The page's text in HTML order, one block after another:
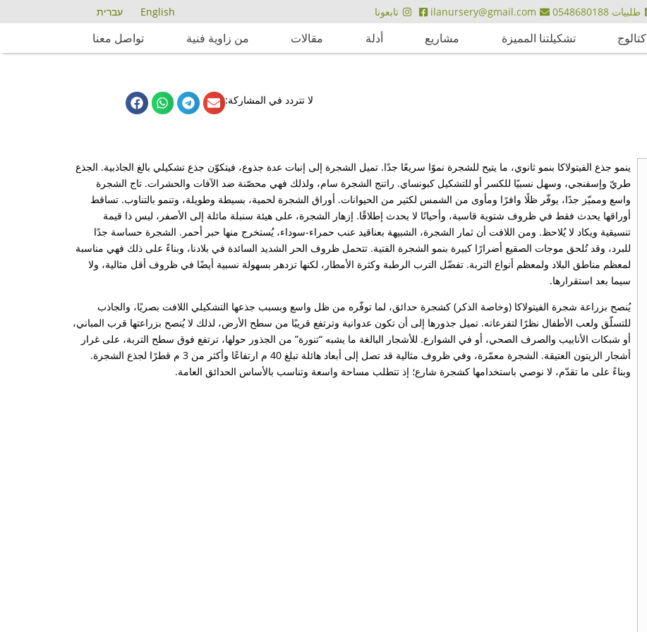
طلبيات 0548680188 ilanursery@gmail.com تابعونا English עברית
كتالوج تشكيلتنا المميزة مشاريع أدلة مقالات من زاوية فنية تواصل معنا
لا تتردد في المشاركة:
ينمو جذع الفيتولاكا بنمو ثانوي، ما يتيح للشجرة نموًا سريعًا جدًا. تميل الشجرة إلى إنبات عدة جذوع، فيتكوّن جذع تشكيلي بالغ الجاذبية. الجذع
طريّ وإسفنجي، وسهل نسبيًا للكسر أو للتشكيل كبونساي. راتنج الشجرة سام، ولذلك فهي محصّنة ضد الآفات والحشرات. تاج الشجرة
واسع ومميّز جدًا، يوفّر ظلًا وافرًا ومأوى من الشمس لكثير من الحيوانات. أوراق الشجرة لحمية، بسيطة وطويلة، وتنمو بالتناوب. تساقط
أوراقها يحدث فقط في ظروف شتوية قاسية، وأحيانًا لا يحدث إطلاقًا. إزهار الشجرة، على هيئة سنبلة مائلة إلى الأصفر، ليس ذا قيمة
تنسيقية ويكاد لا يُلاحظ. ومن اللافت أن ثمار الشجرة، الشبيهة بعناقيد عنب حمراء-سوداء، يُستخرج منها حبر أحمر. الشجرة حساسة جدًا
للبرد، وقد تُلحق موجات الصقيع أضرارًا كبيرة بنمو الشجرة الفتية. تتحمل ظروف الحر الشديد السائدة في بلادنا، وبناءً على ذلك فهي مناسبة
لمعظم مناطق البلاد ولمعظم أنواع التربة. تفضّل الترب الرطبة وكثرة الأمطار، لكنها تزدهر بسهولة نسبية أيضًا في ظروف أقل مثالية، ولا
سيما بعد استقرارها.
يُنصح بزراعة شجرة الفيتولاكا (وخاصة الذكر) كشجرة حدائق، لما توفّره من ظل واسع وبسبب جذعها التشكيلي اللافت بصريًا، والجاذب
للتسلّق ولعب الأطفال نظرًا لتفرعاته. تميل جذورها إلى أن تكون عدوانية وترتفع قريبًا من سطح الأرض، لذلك لا يُنصح بزراعتها قرب المباني،
أو شبكات الأنابيب والصرف الصحي، أو في الشوارع. للأشجار البالغة ما يشبه “تنورة” من الجذور حولها، ترتفع فوق سطح التربة، على غرار
أشجار الزيتون العتيقة. الشجرة معمّرة، وفي ظروف مثالية قد تصل إلى أبعاد هائلة تبلغ 40 م ارتفاعًا وأكثر من 3 م قطرًا لجذع الشجرة.
وبناءً على ما تقدّم، لا نوصي باستخدامها كشجرة شارع؛ إذ تتطلب مساحة واسعة وتناسب بالأساس الحدائق العامة.